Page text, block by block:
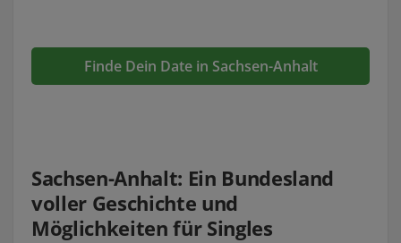
Finde Dein Date in Sachsen-Anhalt
Sachsen-Anhalt: Ein Bundesland
voller Geschichte und
Möglichkeiten für Singles